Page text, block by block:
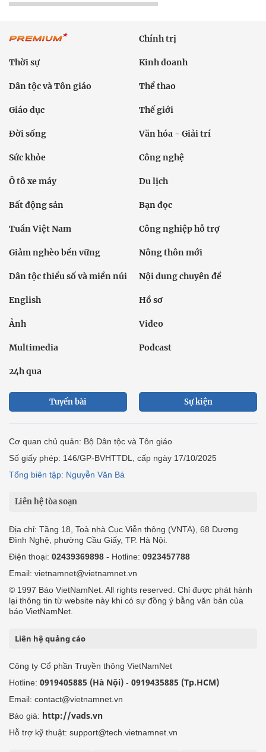
Chính trị
Thời sự Kinh doanh
Dân tộc và Tôn giáo Thể thao
Giáo dục Thế giới
Đời sống Văn hóa - Giải trí
Sức khỏe Công nghệ
Ô tô xe máy Du lịch
Bất động sản Bạn đọc
Tuần Việt Nam Công nghiệp hỗ trợ
Giảm nghèo bền vững Nông thôn mới
Dân tộc thiểu số và miền núi Nội dung chuyên đề
English Hồ sơ
Ảnh Video
Multimedia Podcast
24h qua
Tuyến bài Sự kiện
Cơ quan chủ quản: Bộ Dân tộc và Tôn giáo
Số giấy phép: 146/GP-BVHTTDL, cấp ngày 17/10/2025
Tổng biên tập: Nguyễn Văn Bá
Liên hệ tòa soạn
Địa chỉ: Tầng 18, Toà nhà Cục Viễn thông (VNTA), 68 Dương
Đình Nghệ, phường Cầu Giấy, TP. Hà Nội.
Điện thoại: 02439369898 - Hotline: 0923457788
Email: vietnamnet@vietnamnet.vn
© 1997 Báo VietNamNet. All rights reserved. Chỉ được phát hành
lại thông tin từ website này khi có sự đồng ý bằng văn bản của
báo VietNamNet.
Liên hệ quảng cáo
Công ty Cổ phần Truyền thông VietNamNet
Hotline: 0919405885 (Hà Nội) - 0919435885 (Tp.HCM)
Email: contact@vietnamnet.vn
Báo giá: http://vads.vn
Hỗ trợ kỹ thuật: support@tech.vietnamnet.vn